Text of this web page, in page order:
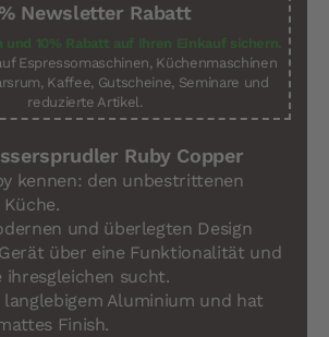
Newsletter Rabatt
10% Rabatt auf Ihren Einkauf sichern.
Espressomaschinen, Küchenmaschinen
Kaffee, Gutscheine, Seminare und
reduzierte Artikel.
Ruby Copper
kennen: den unbestrittenen
und überlegten Design
über eine Funktionalität und
ihresgleichen sucht.
langlebigem Aluminium und hat
Finish.